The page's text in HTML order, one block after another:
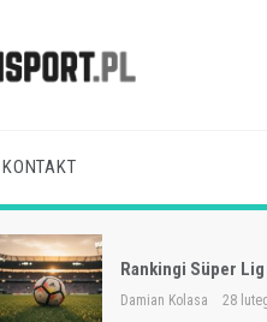
KONTAKT
Osasuna:
pucharowe
28